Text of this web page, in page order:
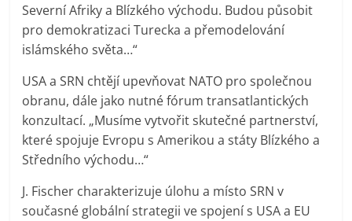
Severní Afriky a Blízkého východu. Budou působit
pro demokratizaci Turecka a přemodelování
islámského světa…“
USA a SRN chtějí upevňovat NATO pro společnou
obranu, dále jako nutné fórum transatlantických
konzultací. „Musíme vytvořit skutečné partnerství,
které spojuje Evropu s Amerikou a státy Blízkého a
Středního východu…“
J. Fischer charakterizuje úlohu a místo SRN v
současné globální strategii ve spojení s USA a EU